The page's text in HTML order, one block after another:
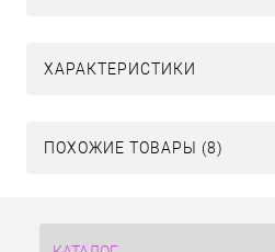
ХАРАКТЕРИСТИКИ
ПОХОЖИЕ ТОВАРЫ (8)